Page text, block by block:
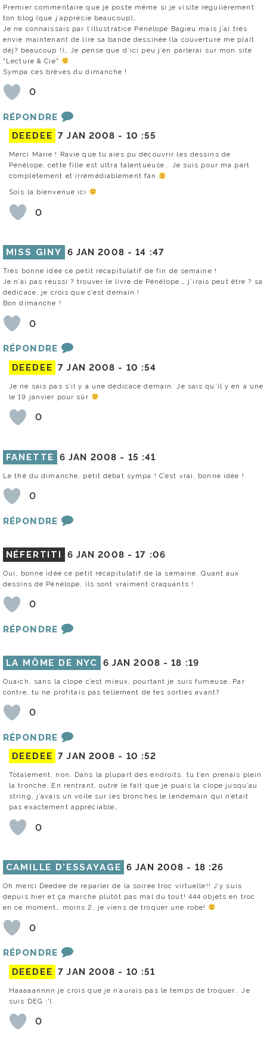
Premier commentaire que je poste même si je visite régulièrement
ton blog (que j’apprécie beaucoup)…
Je ne connaissais par l’illustratice Pénélope Bagieu mais j’ai très
envie maintenant de lire sa bande dessinée (la couverture me plaît
déj? beaucoup !)… Je pense que d’ici peu j’en parlerai sur mon site
"Lecture & Cie"
Sympa ces brèves du dimanche !
0
RÉPONDRE
DEEDEE 7 JAN 2008 - 10 :55
Merci Marie ! Ravie que tu aies pu découvrir les dessins de
Pénélope, cette fille est ultra talentueuse.. Je suis pour ma part
complètement et irrémédiablement fan
Sois la bienvenue ici
0
MISS GINY 6 JAN 2008 -14 :47
Très bonne idée ce petit récapitulatif de fin de semaine !
Je n’ai pas réussi ? trouver le livre de Pénélope … j’irais peut être ? sa
dédicace, je crois que c’est demain !
Bon dimanche !
0
RÉPONDRE
DEEDEE 7 JAN 2008 - 10 :54
Je ne sais pas s’il y a une dédicace demain. Je sais qu’il y en a une
le 19 janvier pour sûr
0
FANETTE 6 JAN 2008 - 15 :41
Le thé du dimanche, petit débat sympa ! C’est vrai, bonne idée !
0
RÉPONDRE
NÉFERTITI 6 JAN 2008 -17 :06
Oui, bonne idée ce petit récapitulatif de la semaine. Quant aux
dessins de Pénélope, ils sont vraiment craquants !
0
RÉPONDRE
LA MÔME DE NYC 6 JAN 2008 -18 :19
Ouaich, sans la clope c’est mieux, pourtant je suis fumeuse. Par
contre, tu ne profitais pas tellement de tes sorties avant?
0
RÉPONDRE
DEEDEE 7 JAN 2008 - 10 :52
Totalement, non. Dans la plupart des endroits, tu t’en prenais plein
la tronche. En rentrant, outre le fait que je puais la clope jusqu’au
string, j’avais un voile sur les bronches le lendemain qui n’était
pas exactement appréciable…
0
CAMILLE D’ESSAYAGE 6 JAN 2008 - 18 :26
Oh merci Deedee de reparler de la soirée troc virtuelle!! J’y suis
depuis hier et ça marche plutôt pas mal du tout! 444 objets en troc
en ce moment… moins 2, je viens de troquer une robe!
0
RÉPONDRE
DEEDEE 7 JAN 2008 - 10 :51
Haaaaannnn je crois que je n’aurais pas le temps de troquer.. Je
suis DEG :'(
0